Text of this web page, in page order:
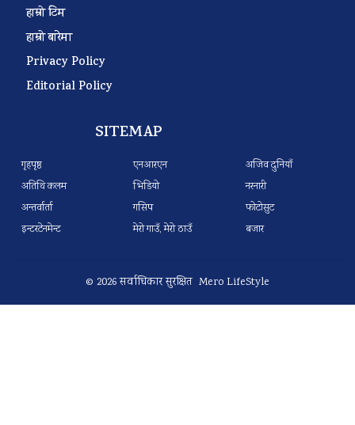
हाम्रो टिम
हाम्रो बारेमा
Privacy Policy
Editorial Policy
SITEMAP
गृहपृष्ठ
अतिथि कलम
अन्तर्वार्ता
इन्टरटेनमेन्ट
एनआरएन
भिडियो
गसिप
मेरो गाउँ, मेरो ठाउँ
अजिव दुनियाँ
नरनारी
फोटोसुट
बजार
© 2026 सर्वाधिकार सुरक्षित Mero LifeStyle